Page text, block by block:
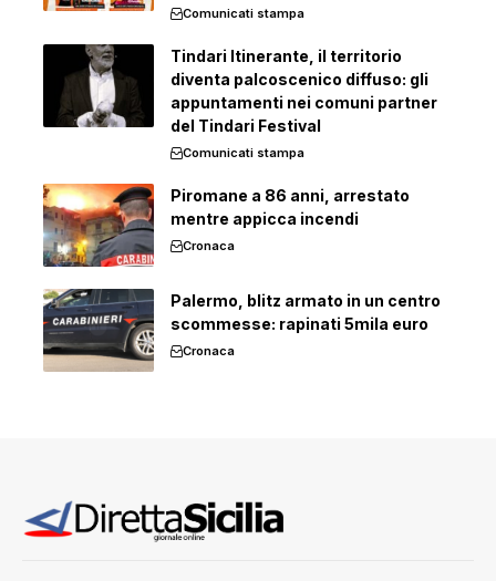
Comunicati stampa
Tindari Itinerante, il territorio
diventa palcoscenico diffuso: gli
appuntamenti nei comuni partner
del Tindari Festival
Comunicati stampa
Piromane a 86 anni, arrestato
mentre appicca incendi
Cronaca
Palermo, blitz armato in un centro
scommesse: rapinati 5mila euro
Cronaca